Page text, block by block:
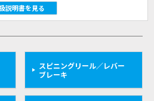
説明書を見る
スピニングリール／レバー
ブレーキ